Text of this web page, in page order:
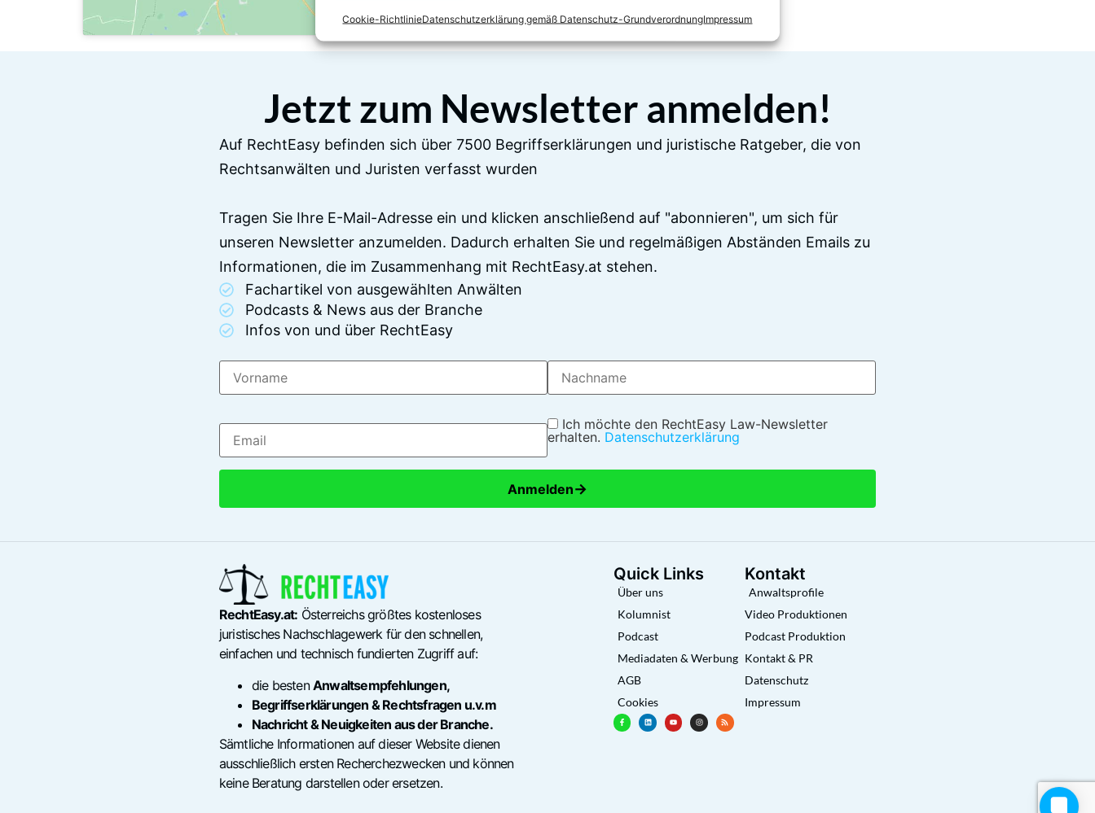
Cookie-RichtlinieDatenschutzerklärung gemäß Datenschutz-GrundverordnungImpressum
Jetzt zum Newsletter anmelden!
Auf RechtEasy befinden sich über 7500 Begriffserklärungen und juristische Ratgeber, die von
Rechtsanwälten und Juristen verfasst wurden
Tragen Sie Ihre E-Mail-Adresse ein und klicken anschließend auf "abonnieren", um sich für
unseren Newsletter anzumelden. Dadurch erhalten Sie und regelmäßigen Abständen Emails zu
Informationen, die im Zusammenhang mit RechtEasy.at stehen.
Fachartikel von ausgewählten Anwälten
Podcasts & News aus der Branche
Infos von und über RechtEasy
Ich möchte den RechtEasy Law-Newsletter
erhalten. Datenschutzerklärung
Anmelden→
RechtEasy.at: Österreichs größtes kostenloses
juristisches Nachschlagewerk für den schnellen,
einfachen und technisch fundierten Zugriff auf:
die bestenAnwaltsempfehlungen,
Begriffserklärungen & Rechtsfragen u.v.m
Nachricht & Neuigkeiten aus der Branche.
Sämtliche Informationen auf dieser Website dienen
ausschließlich ersten Recherchezwecken und können
keine Beratung darstellen oder ersetzen.
Quick Links
Über uns
Kolumnist
Podcast
Mediadaten & Werbung
AGB
Cookies
Kontakt
Anwaltsprofile
Video Produktionen
Podcast Produktion
Kontakt & PR
Datenschutz
Impressum